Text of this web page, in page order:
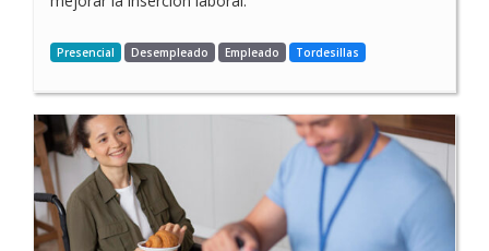
Presencial Desempleado Empleado Tordesillas